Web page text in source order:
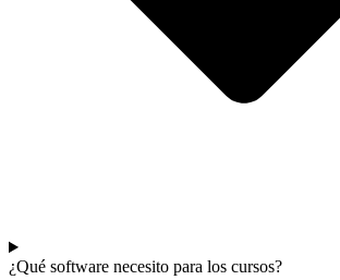
¿Qué software necesito para los cursos?